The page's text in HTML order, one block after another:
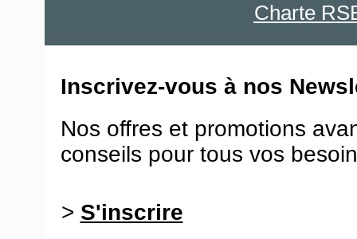
Charte
Inscrivez-vous à nos
Nos offres et promotions
conseils pour tous vos
> S'inscrire